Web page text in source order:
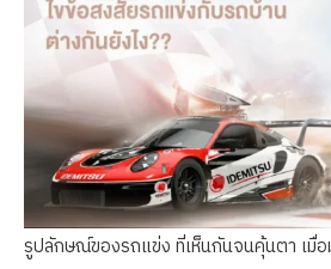
รูปลักษณ์ของรถแข่ง ที่เห็นกันจนคุ้นตา เมื่